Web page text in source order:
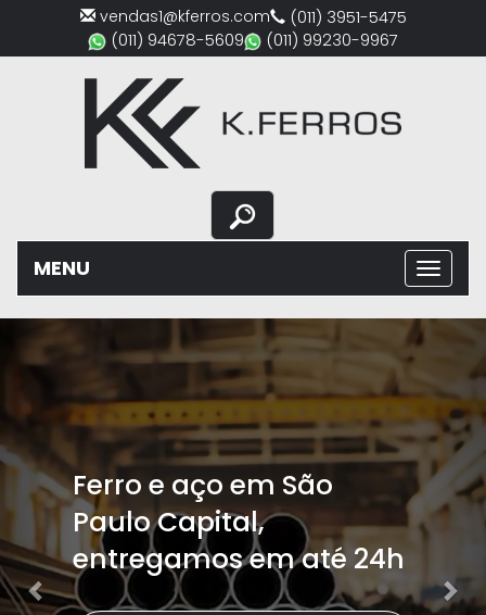
vendas1@kferros.com
(011) 3951-5475
(011) 94678-5609
(011) 99230-9967
MENU
Ferro e aço em São
Paulo Capital,
entregamos em até 24h
Previous